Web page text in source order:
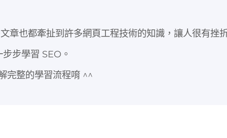
章也都牽扯到許多網頁工程技術的知識，讓人很有挫
步學習 SEO。
完整的學習流程唷 ^^